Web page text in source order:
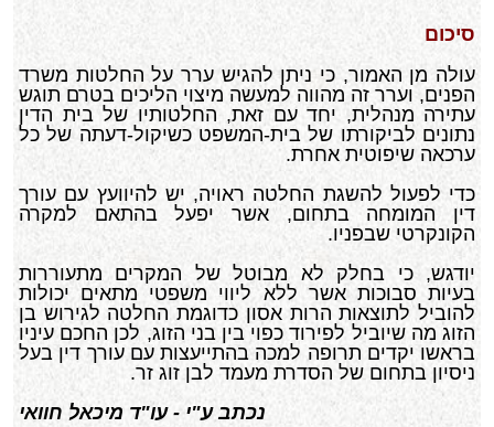
סיכום
עולה מן האמור, כי ניתן להגיש ערר על החלטות משרד
הפנים, וערר זה מהווה למעשה מיצוי הליכים בטרם תוגש
עתירה מנהלית, יחד עם זאת, החלטותיו של בית הדין
נתונים לביקורתו של בית-המשפט כשיקול-דעתה של כל
ערכאה שיפוטית אחרת.
כדי לפעול להשגת החלטה ראויה, יש להיוועץ עם עורך
דין המומחה בתחום, אשר יפעל בהתאם למקרה
הקונקרטי שבפניו.
יודגש, כי בחלק לא מבוטל של המקרים מתעוררות
בעיות סבוכות אשר ללא ליווי משפטי מתאים יכולות
להוביל לתוצאות הרות אסון כדוגמת החלטה לגירוש בן
הזוג מה שיוביל לפירוד כפוי בין בני הזוג, לכן החכם עיניו
בראשו יקדים תרופה למכה בהתייעצות עם עורך דין בעל
ניסיון בתחום של הסדרת מעמד לבן זוג זר.
נכתב ע"י - עו"ד מיכאל חוואי